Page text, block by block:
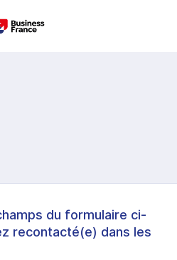
du formulaire ci-
recontacté(e) dans les